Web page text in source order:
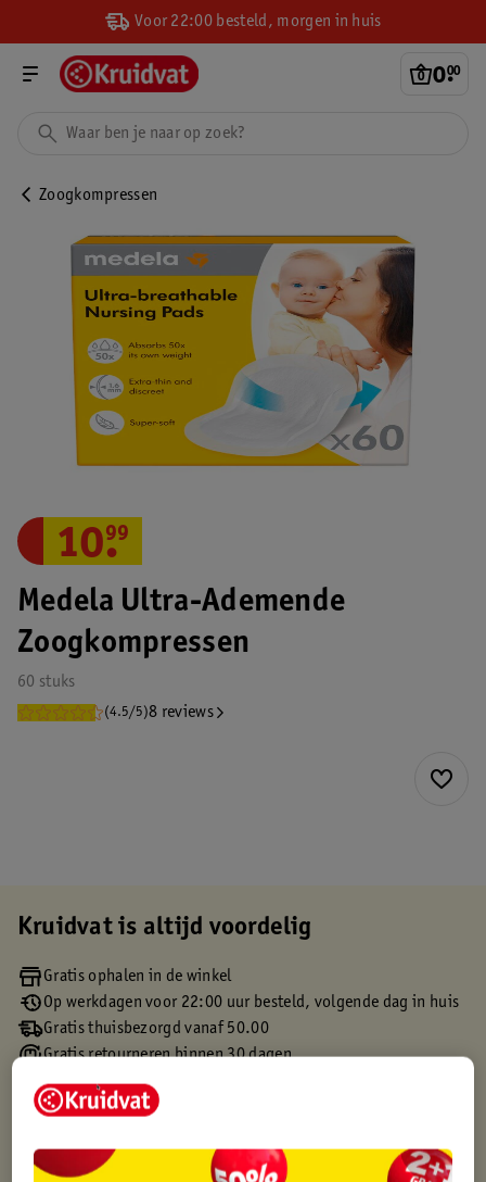
Voor 22:00 besteld, morgen in huis
0.
00
Zoogkompressen
Medela Ultra-Ademende
Zoogkompressen
60 stuks
(4.5/5)8 reviews
10.
99
Kruidvat is altijd voordelig
Gratis ophalen in de winkel
Op werkdagen voor 22:00 uur besteld, volgende dag in huis
Gratis thuisbezorgd vanaf 50.00
Gratis retourneren binnen 30 dagen
Gratis punten met je Kruidvat kaart